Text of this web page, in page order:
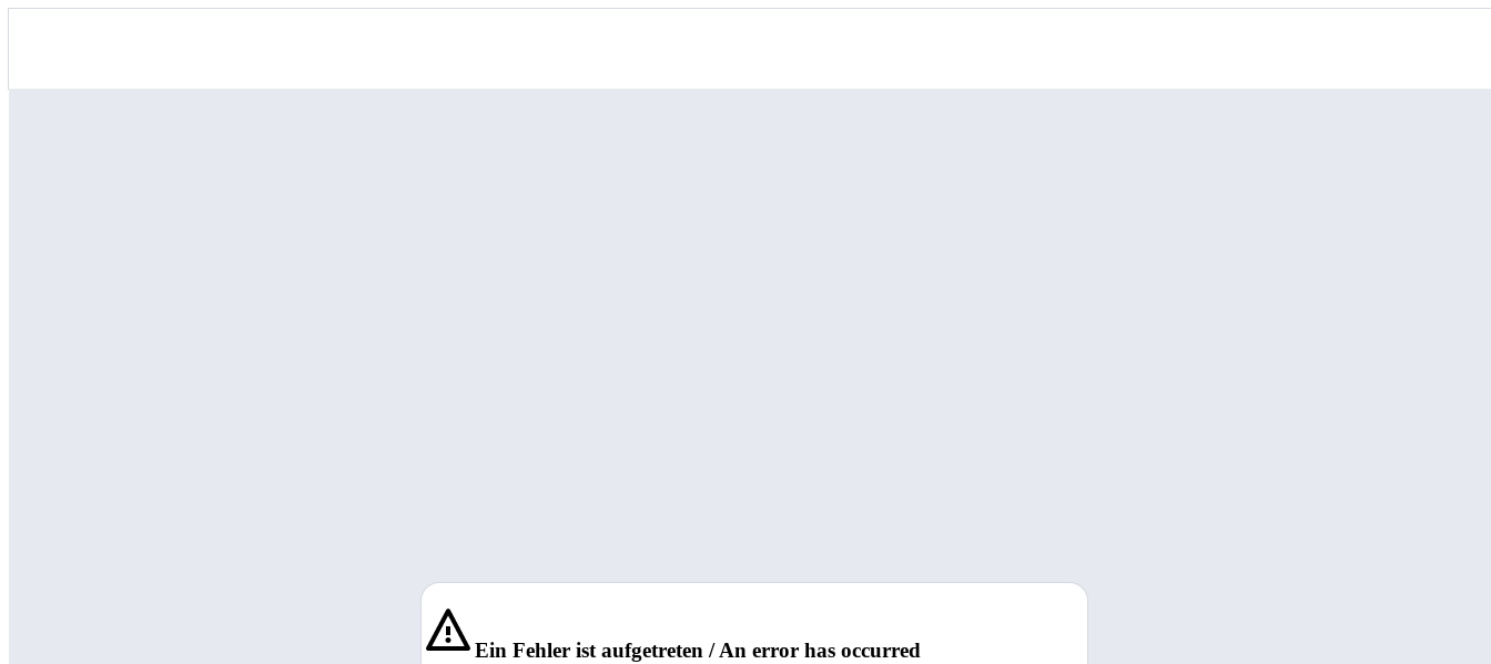
Ein Fehler ist aufgetreten / An error has occurred